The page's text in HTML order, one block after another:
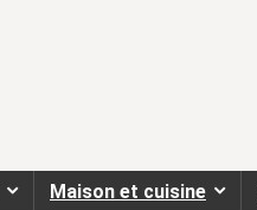
Maison et cuisine